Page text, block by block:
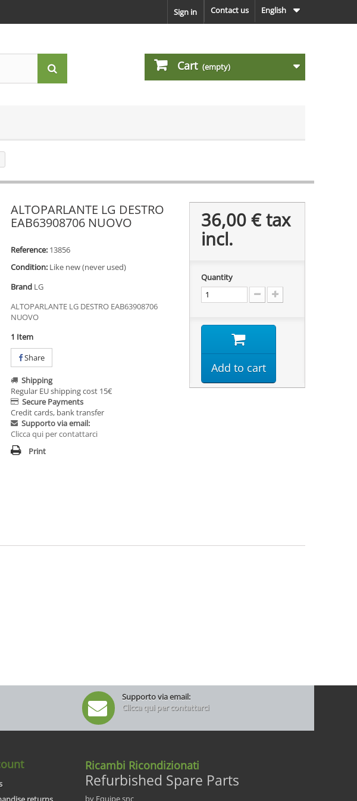
English
Contact us
Sign in
Cart (empty)
ALTOPARLANTE LG DESTRO
EAB63908706 NUOVO
Reference: 13856
Condition: Like new (never used)
Brand LG
ALTOPARLANTE LG DESTRO EAB63908706
NUOVO
1 Item
Share
Shipping
Regular EU shipping cost 15€
Secure Payments
Credit cards, bank transfer
Supporto via email:
Clicca qui per contattarci
Print
36,00 €tax
incl.
Quantity
Add to cart
Supporto via email:
Clicca qui per contattarci
Ricambi Ricondizionati
Refurbished Spare Parts
by Equipe snc